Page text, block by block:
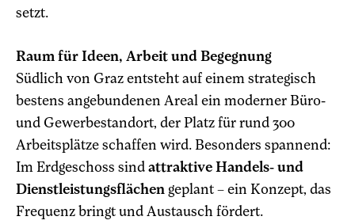
setzt.
Raum für Ideen, Arbeit und Begegnung
Südlich von Graz entsteht auf einem strategisch
bestens angebundenen Areal ein moderner Büro-
und Gewerbestandort, der Platz für rund 300
Arbeitsplätze schaffen wird. Besonders spannend:
Im Erdgeschoss sindattraktive Handels- und
Dienstleistungsflächen geplant – ein Konzept, das
Frequenz bringt und Austausch fördert.